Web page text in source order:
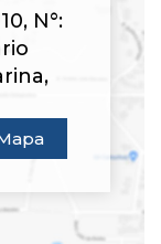
, N°:
,